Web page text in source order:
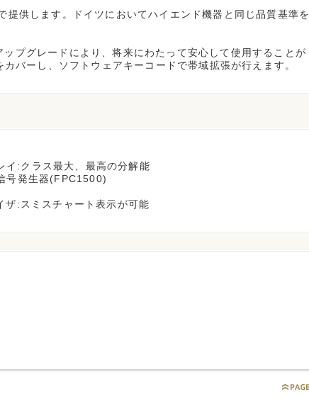
供します。ドイツにおいてハイエンド機器と同じ品質基準を
プグレードにより、将来にわたって安心して使用することが
バーし、ソフトウェアキーコードで帯域拡張が行えます。
:クラス最大、最高の分解能
号発生器(FPC1500)
ザ:スミスチャート表示が可能